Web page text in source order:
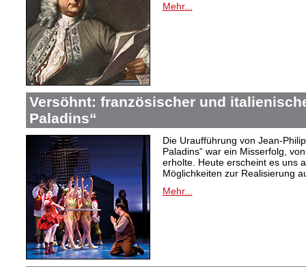
Mehr...
Versöhnt: französischer und
Paladins“
Die Uraufführung von Jean-
Paladins“ war ein Misserfolg,
erholte. Heute erscheint es uns
Möglichkeiten zur Realisierung
Mehr...